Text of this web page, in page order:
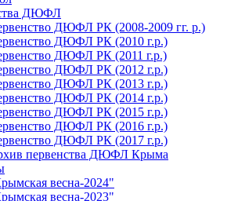
ДЮФЛ
ДЮФЛ РК (2008-2009 гг. р.)
ДЮФЛ РК (2010 г.р.)
ДЮФЛ РК (2011 г.р.)
ДЮФЛ РК (2012 г.р.)
ДЮФЛ РК (2013 г.р.)
ДЮФЛ РК (2014 г.р.)
ДЮФЛ РК (2015 г.р.)
ДЮФЛ РК (2016 г.р.)
ДЮФЛ РК (2017 г.р.)
первенства ДЮФЛ Крыма
весна-2024"
весна-2023"